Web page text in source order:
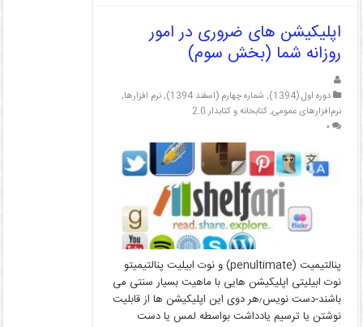
اپلیکیشن های ضروری در امور
روزانه شما (بخش سوم)
دوره اول (1394) , شماره چهارم (اسفند 1394) ,نرم افزارها,
نرم‌افزارهای عمومی,کتابخانه و کتابدار 2.0
۰
پنالتیمیت (penultimate) و نوت ابیلیت پنالتیمیتو
نوت ابیلیتی اپلیکیشن هایی با ماهیت بسیار سنتی می
باشند-دست نویس٫هر دوی این اپلیکیشن ها از قابلیت
نوشتن یا ترسیم یادداشت بواسطه لمس یا دست